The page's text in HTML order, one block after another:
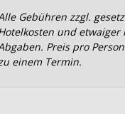
Gebühren zzgl.
und etwaiger
Preis pro
einem Termin.